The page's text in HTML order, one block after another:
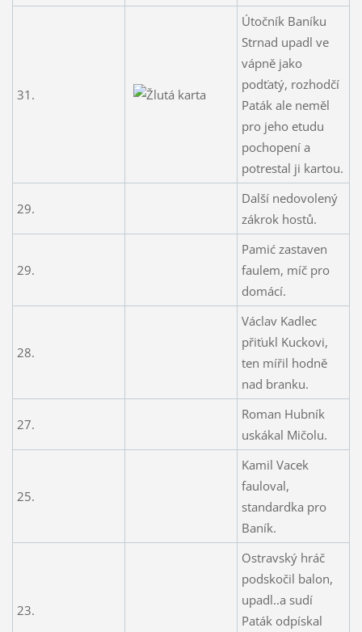
31.
Útočník Baníku
Strnad upadl ve
vápně jako
podťatý, rozhodčí
Paták ale neměl
pro jeho etudu
pochopení a
potrestal ji kartou.
29.
Další nedovolený
zákrok hostů.
29.
Pamić zastaven
faulem, míč pro
domácí.
28.
Václav Kadlec
přiťukl Kuckovi,
ten mířil hodně
nad branku.
27.
Roman Hubník
uskákal Mičolu.
25.
Kamil Vacek
fauloval,
standardka pro
Baník.
23.
Ostravský hráč
podskočil balon,
upadl..a sudí
Paták odpískal